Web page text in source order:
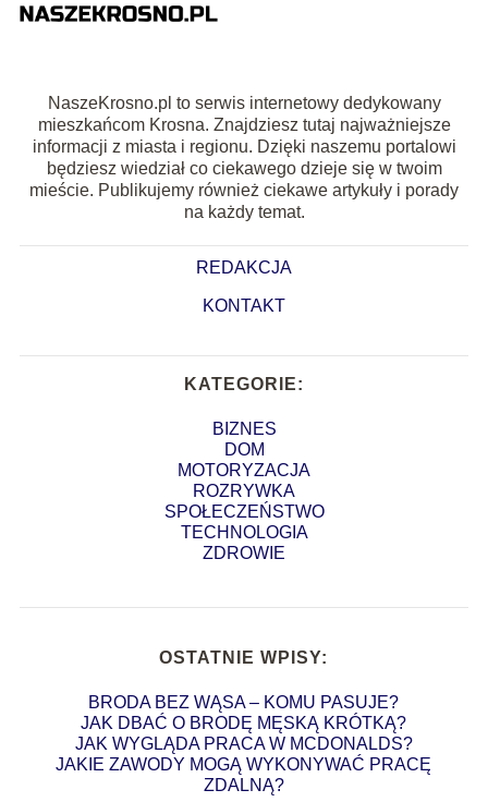
NaszeKrosno.pl to serwis internetowy dedykowany
mieszkańcom Krosna. Znajdziesz tutaj najważniejsze
informacji z miasta i regionu. Dzięki naszemu portalowi
będziesz wiedział co ciekawego dzieje się w twoim
mieście. Publikujemy również ciekawe artykuły i porady
na każdy temat.
REDAKCJA
KONTAKT
KATEGORIE:
BIZNES
DOM
MOTORYZACJA
ROZRYWKA
SPOŁECZEŃSTWO
TECHNOLOGIA
ZDROWIE
OSTATNIE WPISY:
BRODA BEZ WĄSA – KOMU PASUJE?
JAK DBAĆ O BRODĘ MĘSKĄ KRÓTKĄ?
JAK WYGLĄDA PRACA W MCDONALDS?
JAKIE ZAWODY MOGĄ WYKONYWAĆ PRACĘ
ZDALNĄ?